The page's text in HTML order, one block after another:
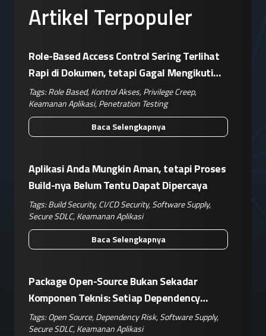
Artikel Terpopuler
Role-Based Access Control Sering Terlihat
Rapi di Dokumen, tetapi Gagal Mengikuti
Operasional Nyata
Tags:Role Based,Kontrol Akses,Privilege Creep,
Keamanan Aplikasi,Penetration Testing
Baca Selengkapnya
Aplikasi Anda Mungkin Aman, tetapi Proses
Build-nya Belum Tentu Dapat Dipercaya
Tags:Build Security,CI/CD Security,Software Supply,
Secure SDLC,Keamanan Aplikasi
Baca Selengkapnya
Package Open-Source Bukan Sekadar
Komponen Teknis: Setiap Dependency
Adalah Keputusan Risiko Bisnis
Tags:Open Source,Dependency Risk,Software Supply,
Secure SDLC,Keamanan Aplikasi